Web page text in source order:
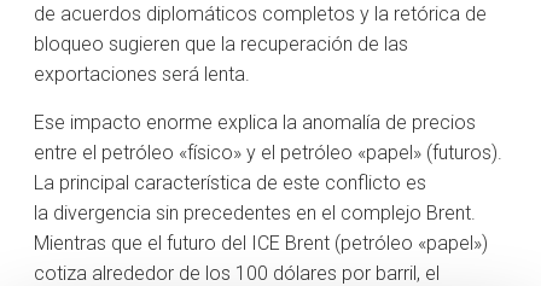
de acuerdos diplomáticos completos y la retórica de
bloqueo sugieren que la recuperación de las
exportaciones será lenta.
Ese impacto enorme explica la anomalía de precios
entre el petróleo «físico» y el petróleo «papel» (futuros).
La principal característica de este conflicto es
la divergencia sin precedentes en el complejo Brent.
Mientras que el futuro del ICE Brent (petróleo «papel»)
cotiza alrededor de los 100 dólares por barril, el